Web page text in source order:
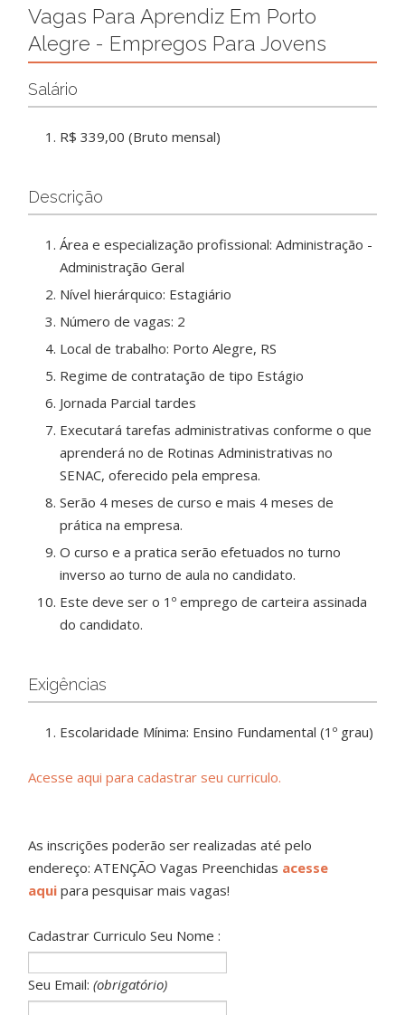
Vagas Para Aprendiz Em Porto
Alegre - Empregos Para Jovens
Salário
R$ 339,00 (Bruto mensal)
Descrição
Área e especialização profissional: Administração -
Administração Geral
Nível hierárquico: Estagiário
Número de vagas: 2
Local de trabalho: Porto Alegre, RS
Regime de contratação de tipo Estágio
Jornada Parcial tardes
Executará tarefas administrativas conforme o que
aprenderá no de Rotinas Administrativas no
SENAC, oferecido pela empresa.
Serão 4 meses de curso e mais 4 meses de
prática na empresa.
O curso e a pratica serão efetuados no turno
inverso ao turno de aula no candidato.
Este deve ser o 1º emprego de carteira assinada
do candidato.
Exigências
Escolaridade Mínima: Ensino Fundamental (1º grau)
Acesse aqui para cadastrar seu curriculo.
As inscrições poderão ser realizadas até pelo
endereço: ATENÇÃO Vagas Preenchidas acesse
aqui para pesquisar mais vagas!
Cadastrar Curriculo Seu Nome :
Seu Email:(obrigatório)